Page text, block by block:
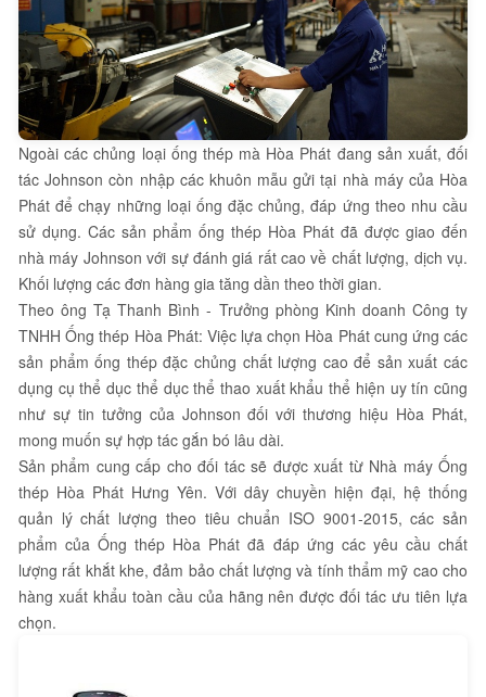
Ngoài các chủng loại ống thép mà Hòa Phát đang sản xuất, đối
tác Johnson còn nhập các khuôn mẫu gửi tại nhà máy của Hòa
Phát để chạy những loại ống đặc chủng, đáp ứng theo nhu cầu
sử dụng. Các sản phẩm ống thép Hòa Phát đã được giao đến
nhà máy Johnson với sự đánh giá rất cao về chất lượng, dịch vụ.
Khối lượng các đơn hàng gia tăng dần theo thời gian.
Theo ông Tạ Thanh Bình - Trưởng phòng Kinh doanh Công ty
TNHH Ống thép Hòa Phát: Việc lựa chọn Hòa Phát cung ứng các
sản phẩm ống thép đặc chủng chất lượng cao để sản xuất các
dụng cụ thể dục thể dục thể thao xuất khẩu thể hiện uy tín cũng
như sự tin tưởng của Johnson đối với thương hiệu Hòa Phát,
mong muốn sự hợp tác gắn bó lâu dài.
Sản phẩm cung cấp cho đối tác sẽ được xuất từ Nhà máy Ống
thép Hòa Phát Hưng Yên. Với dây chuyền hiện đại, hệ thống
quản lý chất lượng theo tiêu chuẩn ISO 9001-2015, các sản
phẩm của Ống thép Hòa Phát đã đáp ứng các yêu cầu chất
lượng rất khắt khe, đảm bảo chất lượng và tính thẩm mỹ cao cho
hàng xuất khẩu toàn cầu của hãng nên được đối tác ưu tiên lựa
chọn.